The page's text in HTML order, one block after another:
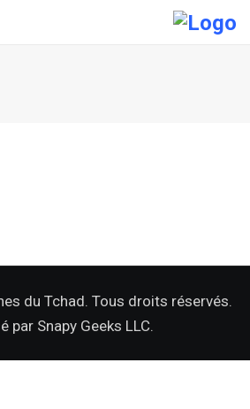
du Tchad. Tous droits réservés.
par Snapy Geeks LLC.